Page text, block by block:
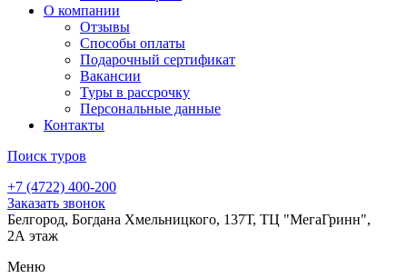
О компании
Отзывы
Способы оплаты
Подарочный сертификат
Вакансии
Туры в рассрочку
Персональные данные
Контакты
Поиск туров
+7 (4722) 400-200
Заказать звонок
Белгород, Богдана Хмельницкого, 137Т, ТЦ "МегаГринн",
2А этаж
Меню